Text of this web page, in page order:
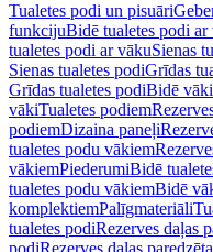
Tualetes podi un pisuāri
funkcijuBidē tualetes podi ar
tualetes podi ar vākuSienas
Sienas tualetes podiGrīdas
Grīdas tualetes podiBidē vāki
vākiTualetes podiem
podiemDizaina paneļi
tualetes podu vākiem
vākiemPiederumiBidē
tualetes podu vākiemBidē
komplektiemPalīgmateriāli
tualetes podiRezerves daļas
podiRezerves daļas